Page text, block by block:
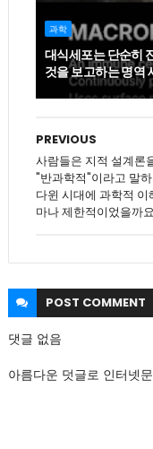
과학
대식세포는 단순히
것을 보고하는 명역
PREVIOUS
사람들은 지적 설계론
"반과학적"이라고 말
다윈 시대에 과학적 이
마나 제한적이었을까
POST COMMENT
댓글 없음
아름다운 덧글로 인터넷